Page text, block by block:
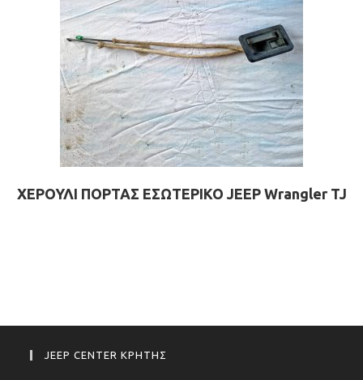
ΧΕΡΟΥΛΙ ΠΟΡΤΑΣ ΕΣΩΤΕΡΙΚΟ JEEP Wrangler TJ
JEEP CENTER ΚΡΗΤΗΣ